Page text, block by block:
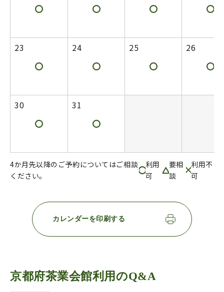
23 24 25 26
30 31
4か月先以降のご予約についてはご相談
ください。
利用
可
要相
談
利用不
可
カレンダーを印刷する
京都府茶業会館利用のQ&A